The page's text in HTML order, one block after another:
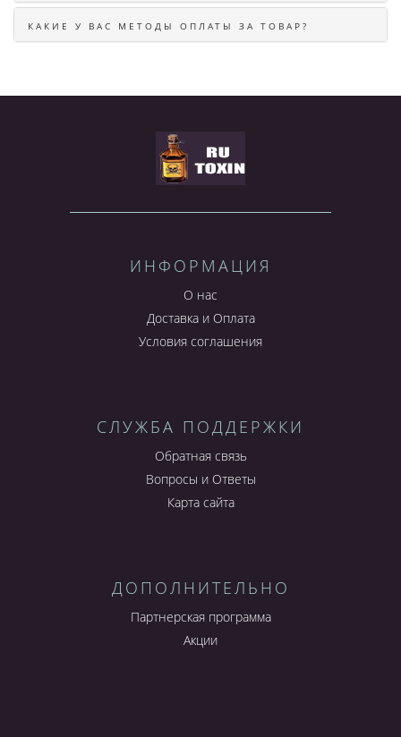
КАКИЕ У ВАС МЕТОДЫ ОПЛАТЫ ЗА ТОВАР?
ИНФОРМАЦИЯ
О нас
Доставка и Оплата
Условия соглашения
СЛУЖБА ПОДДЕРЖКИ
Обратная связь
Вопросы и Ответы
Карта сайта
ДОПОЛНИТЕЛЬНО
Партнерская программа
Акции